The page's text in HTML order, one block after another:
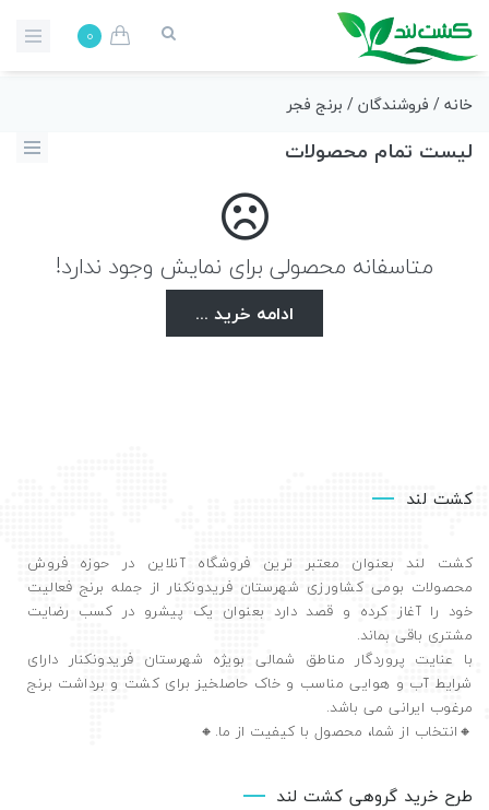
0
خانه/ فروشندگان/ برنج فجر
لیست تمام محصولات
متاسفانه محصولی برای نمایش وجود ندارد!
ادامه خرید ...
کشت لند
کشت لند بعنوان معتبر ترین فروشگاه آنلاین در حوزه فروش
محصولات بومی کشاورزی شهرستان فریدونکنار از جمله برنج فعالیت
خود را آغاز کرده و قصد دارد بعنوان یک پیشرو در کسب رضایت
مشتری باقی بماند.
با عنایت پروردگار مناطق شمالی بویژه شهرستان فریدونکنار دارای
شرایط آب و هوایی مناسب و خاک حاصلخیز برای کشت و برداشت برنج
مرغوب ایرانی می باشد.
🔸️انتخاب از شما، محصول با کیفیت از ما.🔸️
طرح خرید گروهی کشت لند